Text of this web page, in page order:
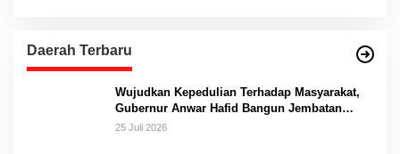
Daerah Terbaru
Wujudkan Kepedulian Terhadap Masyarakat,
Gubernur Anwar Hafid Bangun Jembatan
Gantung Masungkang dengan Dana Pribadi
25 Juli 2026